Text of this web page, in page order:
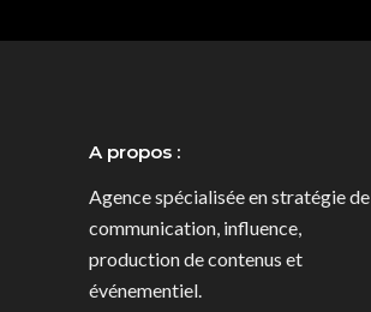
A propos :
Agence spécialisée en stratégie de
communication, influence,
production de contenus et
événementiel.